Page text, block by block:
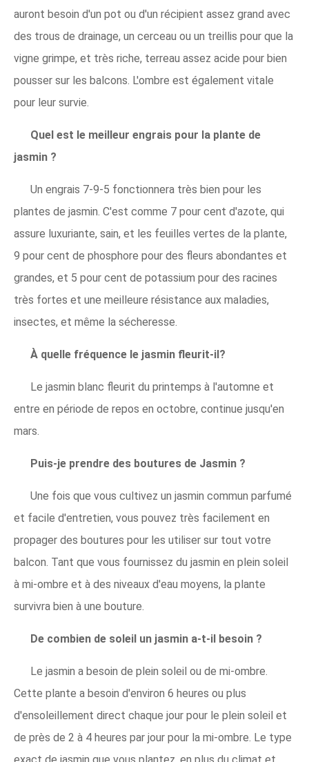
auront besoin d'un pot ou d'un récipient assez grand avec
des trous de drainage, un cerceau ou un treillis pour que la
vigne grimpe, et très riche, terreau assez acide pour bien
pousser sur les balcons. L'ombre est également vitale
pour leur survie.
Quel est le meilleur engrais pour la plante de
jasmin ?
Un engrais 7-9-5 fonctionnera très bien pour les
plantes de jasmin. C'est comme 7 pour cent d'azote, qui
assure luxuriante, sain, et les feuilles vertes de la plante,
9 pour cent de phosphore pour des fleurs abondantes et
grandes, et 5 pour cent de potassium pour des racines
très fortes et une meilleure résistance aux maladies,
insectes, et même la sécheresse.
À quelle fréquence le jasmin fleurit-il?
Le jasmin blanc fleurit du printemps à l'automne et
entre en période de repos en octobre, continue jusqu'en
mars.
Puis-je prendre des boutures de Jasmin ?
Une fois que vous cultivez un jasmin commun parfumé
et facile d'entretien, vous pouvez très facilement en
propager des boutures pour les utiliser sur tout votre
balcon. Tant que vous fournissez du jasmin en plein soleil
à mi-ombre et à des niveaux d'eau moyens, la plante
survivra bien à une bouture.
De combien de soleil un jasmin a-t-il besoin ?
Le jasmin a besoin de plein soleil ou de mi-ombre.
Cette plante a besoin d'environ 6 heures ou plus
d'ensoleillement direct chaque jour pour le plein soleil et
de près de 2 à 4 heures par jour pour la mi-ombre. Le type